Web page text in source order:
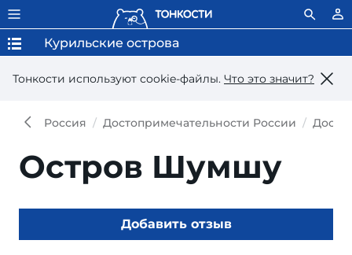
Тонкости используют сookie-файлы. Что это значит?
Курильские острова
Россия Достопримечательности России
Остров Шумшу
Добавить отзыв